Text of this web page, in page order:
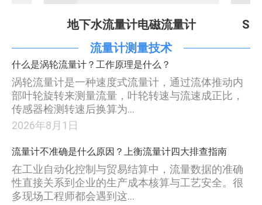
地下水流量计电磁流量计
SHLDE
流量计测量技术
什么是涡轮流量计？工作原理是什么？
涡轮流量计是一种速度式流量计，通过流体推动内
部叶轮旋转来测量流量，叶轮转速与流速成正比，
传感器检测转速后换算为…
2026年8月1日
流量计不准确是什么原因？上衡流量计四大排查指南
在工业自动化控制与贸易结算中，流量数据的准确
性直接关系到企业的生产成本核算与工艺安全。很
多现场工程师都会遇到这…